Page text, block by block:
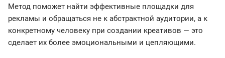
Метод поможет найти эффективные площадки для
рекламы и обращаться не к абстрактной аудитории, а к
конкретному человеку при создании креативов — это
сделает их более эмоциональными и цепляющими.